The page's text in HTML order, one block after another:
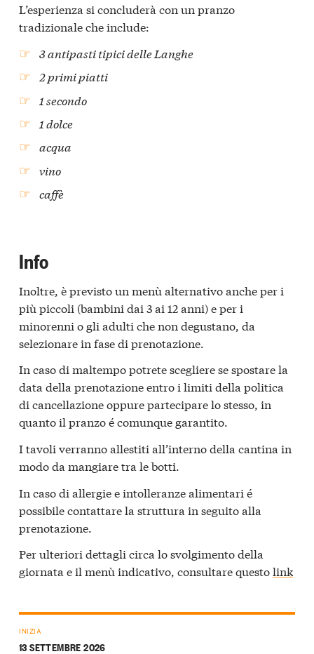
L’esperienza si concluderà con un pranzo
tradizionale che include:
3 antipasti tipici delle Langhe
2 primi piatti
1 secondo
1 dolce
acqua
vino
caffè
Info
Inoltre, è previsto un menù alternativo anche per i
più piccoli (bambini dai 3 ai 12 anni) e per i
minorenni o gli adulti che non degustano, da
selezionare in fase di prenotazione.
In caso di maltempo potrete scegliere se spostare la
data della prenotazione entro i limiti della politica
di cancellazione oppure partecipare lo stesso, in
quanto il pranzo é comunque garantito.
I tavoli verranno allestiti all’interno della cantina in
modo da mangiare tra le botti.
In caso di allergie e intolleranze alimentari é
possibile contattare la struttura in seguito alla
prenotazione.
Per ulteriori dettagli circa lo svolgimento della
giornata e il menù indicativo, consultare questolink
INIZIA
13 SETTEMBRE 2026